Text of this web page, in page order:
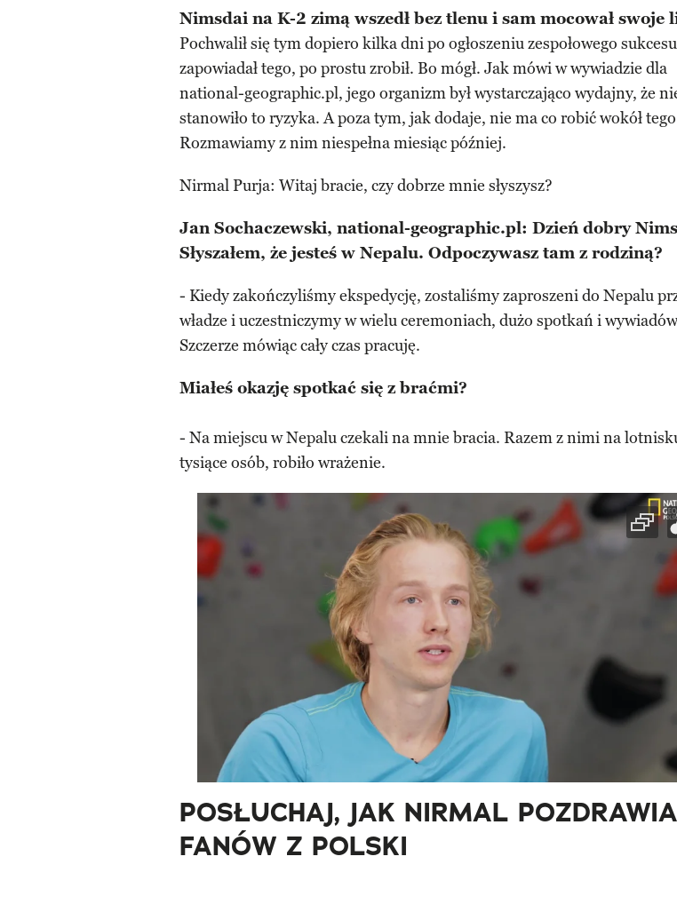
Nimsdai na K-2 zimą wszedł bez tlenu i sam mocował swoje
Pochwalił się tym dopiero kilka dni po ogłoszeniu zespołowego
zapowiadał tego, po prostu zrobił. Bo mógł. Jak mówi w wywiadzie dla
national-geographic.pl, jego organizm był wystarczająco wydajny, że
stanowiło to ryzyka. A poza tym, jak dodaje, nie ma co robić wokół
Rozmawiamy z nim niespełna miesiąc później.
Nirmal Purja: Witaj bracie, czy dobrze mnie słyszysz?
Jan Sochaczewski, national-geographic.pl: Dzień dobry
Słyszałem, że jesteś w Nepalu. Odpoczywasz tam z rodziną?
- Kiedy zakończyliśmy ekspedycję, zostaliśmy zaproszeni do Nepalu
władze i uczestniczymy w wielu ceremoniach, dużo spotkań i
Szczerze mówiąc cały czas pracuję.
Miałeś okazję spotkać się z braćmi?
- Na miejscu w Nepalu czekali na mnie bracia. Razem z nimi na
tysiące osób, robiło wrażenie.
POSŁUCHAJ, JAK NIRMAL POZDRAWIA
FANÓW Z POLSKI